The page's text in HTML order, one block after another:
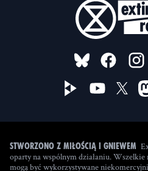
FOLLOW
Stworzono z miłością i gniewem
oparty na wspólnym działaniu.
mogą być wykorzystywane